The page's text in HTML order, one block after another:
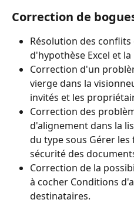
Correction de
Résolution des
d'hypothèse Excel et
Correction d'un
vierge dans la
invités et les
Correction des
d'alignement dans la
du type sous Gérer
sécurité des
Correction de la
à cocher Conditions
destinataires.